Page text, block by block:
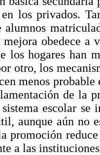
los privados.
alumnos
mejora obedece a
los hogares han
otro, los
menos
de la
escolar
aunque aún no
promoción
a las